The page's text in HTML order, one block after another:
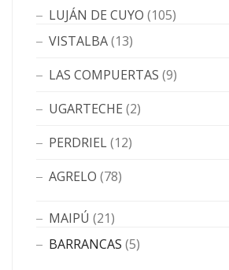
LUJÁN DE CUYO (105)
VISTALBA(13)
LAS COMPUERTAS (9)
UGARTECHE (2)
PERDRIEL(12)
AGRELO (78)
MAIPÚ (21)
BARRANCAS (5)